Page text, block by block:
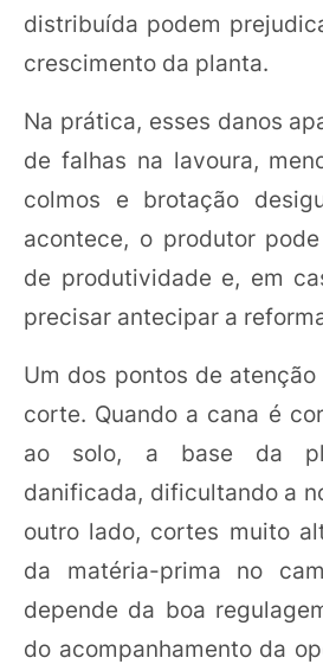
distribuída podem
crescimento da planta.
Na prática, esses danos
de falhas na lavoura,
colmos e brotação
acontece, o produtor
de produtividade e, em
precisar antecipar a
Um dos pontos de
corte. Quando a cana é
ao solo, a base da
danificada, dificultando a
outro lado, cortes muito
da matéria-prima no
depende da boa
do acompanhamento da